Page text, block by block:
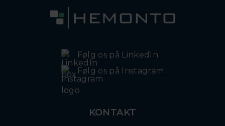
Følg os på LinkedIn
Følg os på Instagram
KONTAKT